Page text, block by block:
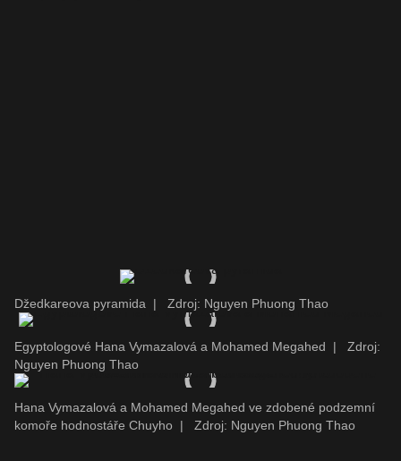
Džedkareova pyramida | Zdroj: Nguyen Phuong Thao
Egyptologové Hana Vymazalová a Mohamed Megahed |
Zdroj:
Nguyen Phuong Thao
Hana Vymazalová a Mohamed Megahed ve zdobené podzemní
komoře hodnostáře Chuyho | Zdroj: Nguyen Phuong Thao